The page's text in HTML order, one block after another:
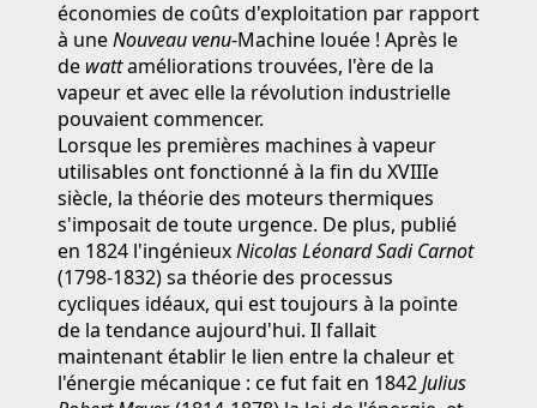
économies de coûts d'exploitation par rapport
à uneNouveau venu-Machine louée ! Après le
de wattaméliorations trouvées, l'ère de la
vapeur et avec elle la révolution industrielle
pouvaient commencer.
Lorsque les premières machines à vapeur
utilisables ont fonctionné à la fin du XVIIIe
siècle, la théorie des moteurs thermiques
s'imposait de toute urgence. De plus, publié
en 1824 l'ingénieuxNicolas Léonard Sadi Carnot
(1798-1832) sa théorie des processus
cycliques idéaux, qui est toujours à la pointe
de la tendance aujourd'hui. Il fallait
maintenant établir le lien entre la chaleur et
l'énergie mécanique : ce fut fait en 1842Julius